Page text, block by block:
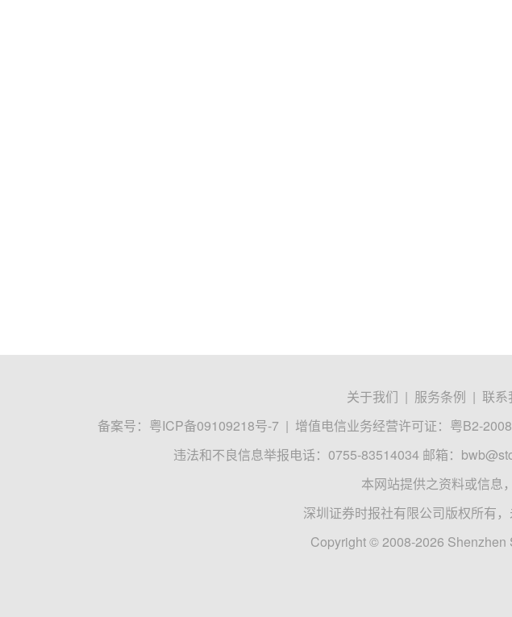
关于我们 | 服务条例 | 联系
备案号： 粤ICP备09109218号-7 | 增值电信业务经营许可证：粤B2-
违法和不良信息举报电话：0755-83514034 邮箱：
本网站提供之资料或信息
深圳证券时报社有限公司版权所有
Copyright © 2008-2026